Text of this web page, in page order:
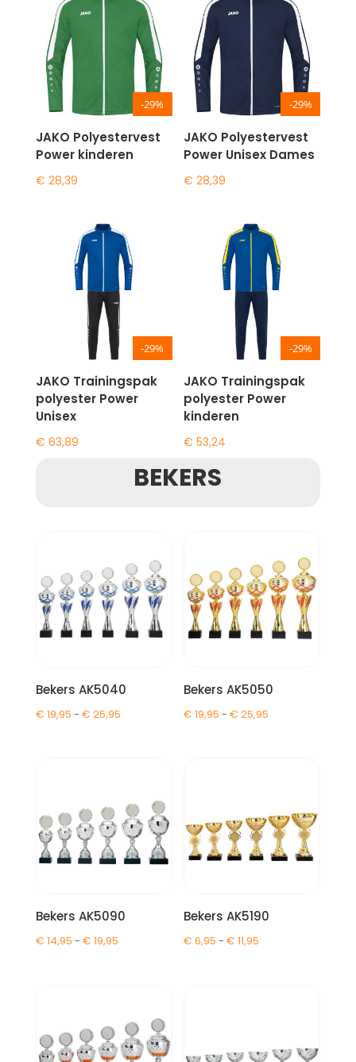
-29%
JAKO Polyestervest
Power kinderen
€ 28,39
-29%
JAKO Polyestervest
Power Unisex Dames
€ 28,39
-29%
JAKO Trainingspak
polyester Power
Unisex
€ 63,89
-29%
JAKO Trainingspak
polyester Power
kinderen
€ 53,24
BEKERS
Bekers AK5040
€ 19,95 - € 25,95Prijsklasse:
Bekers AK5050
€ 19,95 - € 25,95
Bekers AK5090
€ 14,95 - € 19,95Prijsklasse:
Bekers AK5190
€ 6,95 - € 11,95